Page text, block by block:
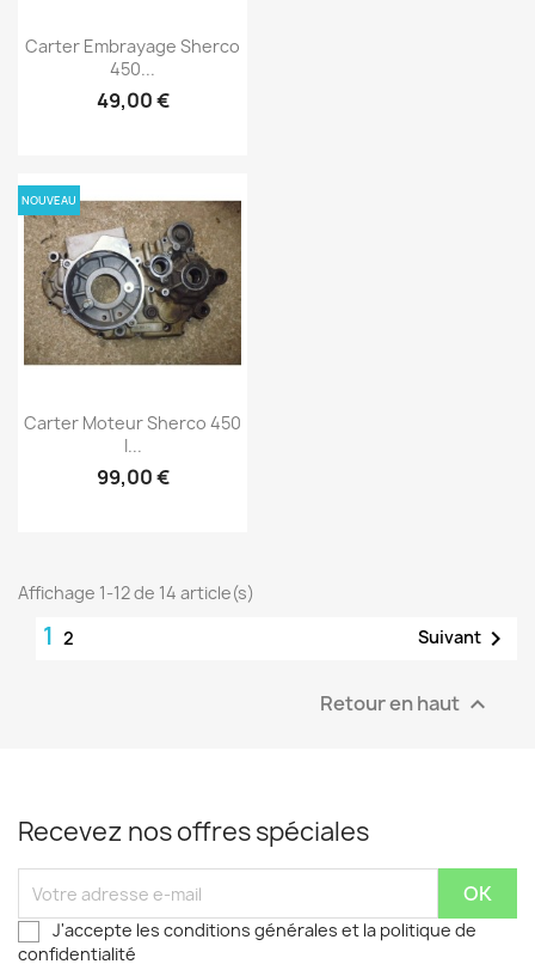
Carter Embrayage Sherco
450...
49,00 €
Carter Moteur Sherco 450
I...
99,00 €
NOUVEAU
Affichage 1-12 de 14 article(s)
1 2 Suivant 
Retour en haut 
Recevez nos offres spéciales
J'accepte les conditions générales et la politique de
confidentialité